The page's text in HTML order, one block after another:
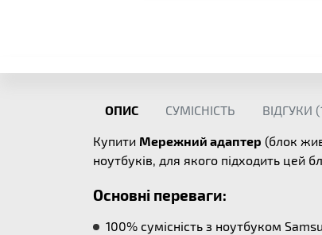
ОПИС СУМІСНІСТЬ ВІДГУКИ (
Купити Мережний адаптер (блок
ноутбуків, для якого підходить цей
Основні переваги:
100% сумісність з ноутбуком